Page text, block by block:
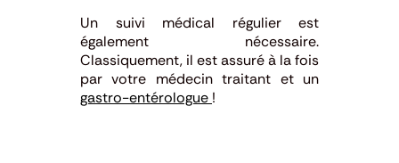
Un suivi médical régulier est
également nécessaire.
Classiquement, il est assuré à la fois
par votre médecin traitant et un
gastro-entérologue !